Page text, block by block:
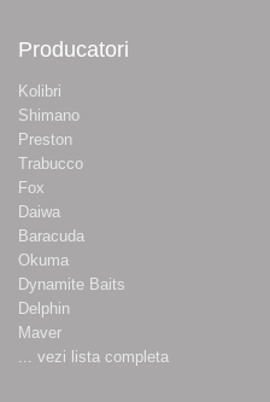
Producatori
Kolibri
Shimano
Preston
Trabucco
Fox
Daiwa
Baracuda
Okuma
Dynamite Baits
Delphin
Maver
... vezi lista completa